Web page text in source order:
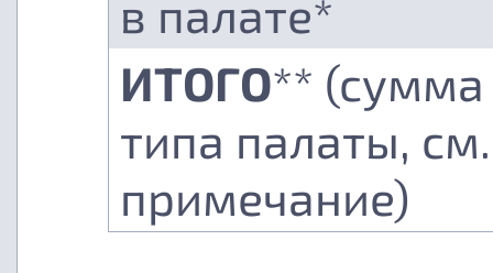
в палате*
ИТОГО** (сумма
типа палаты, см.
примечание)